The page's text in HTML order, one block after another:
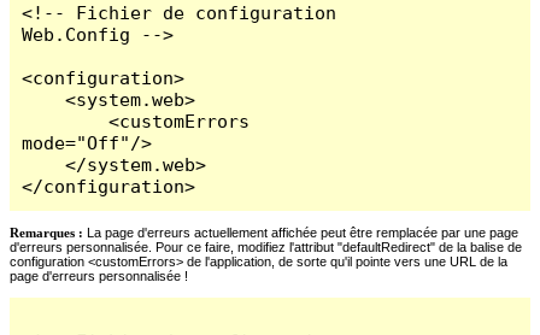
<!-- Fichier de configuration
Web.Config -->
<configuration>
    <system.web>
        <customErrors
mode="Off"/>
    </system.web>
</configuration>
Remarques : La page d'erreurs actuellement affichée peut être remplacée par une page
d'erreurs personnalisée. Pour ce faire, modifiez l'attribut "defaultRedirect" de la balise de
configuration <customErrors> de l'application, de sorte qu'il pointe vers une URL de la
page d'erreurs personnalisée !